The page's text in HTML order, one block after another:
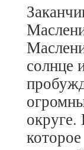
солнце
округе.